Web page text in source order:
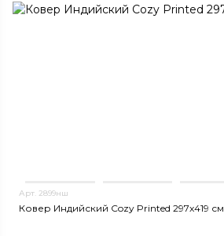
Арт. 2899нш
Ковер Индийский Cozy Printed 297x419 см